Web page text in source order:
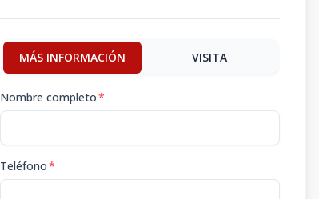
MÁS INFORMACIÓN VISITA
Nombre completo*
Teléfono*